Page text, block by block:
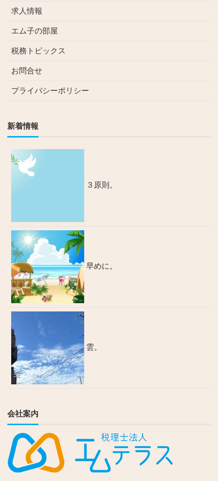
求人情報
エム子の部屋
税務トピックス
お問合せ
プライバシーポリシー
新着情報
３原則。
早めに。
雲。
会社案内